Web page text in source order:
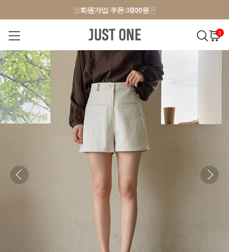
앱 다운로드 10% 할인쿠폰
회원가입 쿠폰 3000원
앱 다운로드 10% 할인쿠폰
0
NEW 7% BEST 오늘출발 MADE . J 상의